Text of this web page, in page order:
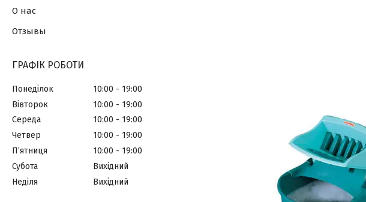
О нас
Отзывы
ГРАФІК РОБОТИ
Понеділок 10:00
19:00
Вівторок
10:00
19:00
Середа
10:00
19:00
Четвер
10:00
19:00
Пʼятниця
10:00
19:00
Субота
Вихідний
Неділя
Вихідний